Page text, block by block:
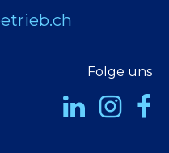
Folge uns